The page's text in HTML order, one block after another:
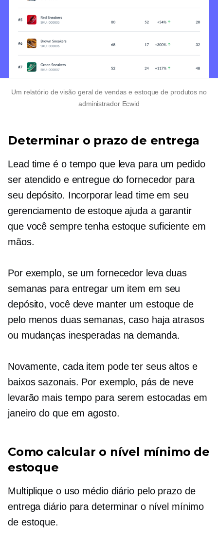
Um relatório de visão geral de vendas e estoque de produtos no
administrador Ecwid
Determinar o prazo de entrega
Lead time é o tempo que leva para um pedido
ser atendido e entregue do fornecedor para
seu depósito. Incorporar lead time em seu
gerenciamento de estoque ajuda a garantir
que você sempre tenha estoque suficiente em
mãos.
Por exemplo, se um fornecedor leva duas
semanas para entregar um item em seu
depósito, você deve manter um estoque de
pelo menos duas semanas, caso haja atrasos
ou mudanças inesperadas na demanda.
Novamente, cada item pode ter seus altos e
baixos sazonais. Por exemplo, pás de neve
levarão mais tempo para serem estocadas em
janeiro do que em agosto.
Como calcular o nível mínimo de
estoque
Multiplique o uso médio diário pelo prazo de
entrega diário para determinar o nível mínimo
de estoque.